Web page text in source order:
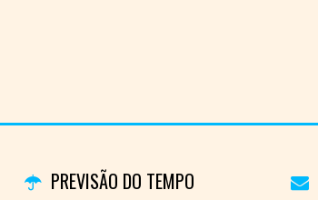
PREVISÃO DO TEMPO